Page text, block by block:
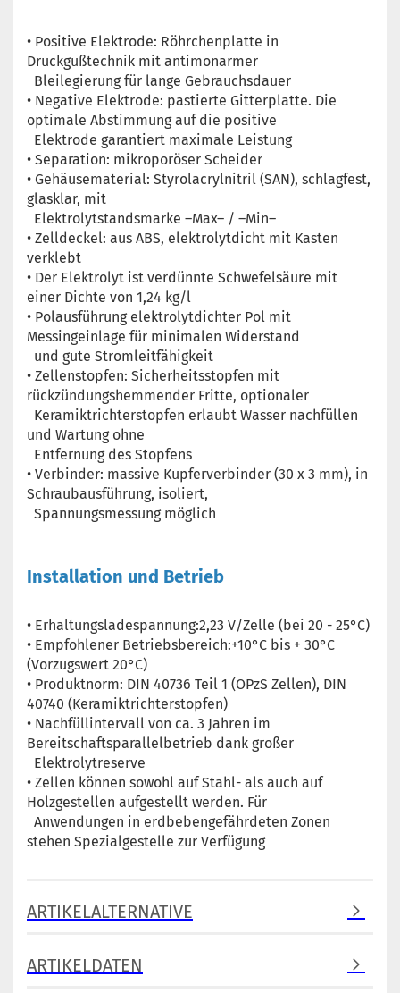
• Positive Elektrode: Röhrchenplatte in
Druckgußtechnik mit antimonarmer
Bleilegierung für lange Gebrauchsdauer
• Negative Elektrode: pastierte Gitterplatte. Die
optimale Abstimmung auf die positive
Elektrode garantiert maximale Leistung
• Separation: mikroporöser Scheider
• Gehäusematerial: Styrolacrylnitril (SAN), schlagfest,
glasklar, mit
Elektrolytstandsmarke –Max– / –Min–
• Zelldeckel: aus ABS, elektrolytdicht mit Kasten
verklebt
• Der Elektrolyt ist verdünnte Schwefelsäure mit
einer Dichte von 1,24 kg/l
• Polausführung elektrolytdichter Pol mit
Messingeinlage für minimalen Widerstand
und gute Stromleitfähigkeit
• Zellenstopfen: Sicherheitsstopfen mit
rückzündungshemmender Fritte, optionaler
Keramiktrichterstopfen erlaubt Wasser nachfüllen
und Wartung ohne
Entfernung des Stopfens
• Verbinder: massive Kupferverbinder (30 x 3 mm), in
Schraubausführung, isoliert,
Spannungsmessung möglich
Installation und Betrieb
• Erhaltungsladespannung:2,23 V/Zelle (bei 20 - 25°C)
• Empfohlener Betriebsbereich:+10°C bis + 30°C
(Vorzugswert 20°C)
• Produktnorm: DIN 40736 Teil 1 (OPzS Zellen), DIN
40740 (Keramiktrichterstopfen)
• Nachfüllintervall von ca. 3 Jahren im
Bereitschaftsparallelbetrieb dank großer
Elektrolytreserve
• Zellen können sowohl auf Stahl- als auch auf
Holzgestellen aufgestellt werden. Für
Anwendungen in erdbebengefährdeten Zonen
stehen Spezialgestelle zur Verfügung
ARTIKELALTERNATIVE
ARTIKELDATEN